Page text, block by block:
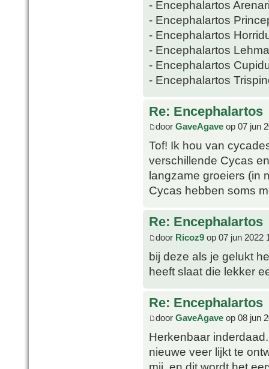
- Encephalartos
- Encephalartos
- Encephalartos
- Encephalartos
- Encephalartos
- Encephalartos
Re: Encephalartos
door GaveAgave op 07 jun
Tof! Ik hou van
verschillende Cycas
langzame groeiers (in
Cycas hebben soms
Re: Encephalartos
door Ricoz9 op 07 jun 2022
bij deze als je gelukt
heeft slaat die lekker
Re: Encephalartos
door GaveAgave op 08 jun
Herkenbaar
nieuwe veer lijkt te